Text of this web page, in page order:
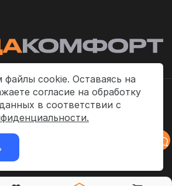
cookie. Оставаясь на
согласие на обработку
в соответствии с